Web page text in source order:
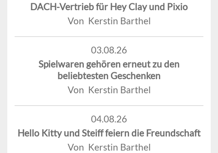
DACH-Vertrieb für Hey Clay und Pixio
Von Kerstin Barthel
03.08.26
Spielwaren gehören erneut zu den
beliebtesten Geschenken
Von Kerstin Barthel
04.08.26
Hello Kitty und Steiff feiern die Freundschaft
Von Kerstin Barthel